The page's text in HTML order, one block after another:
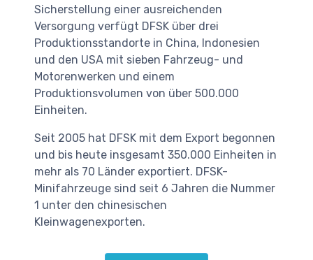
Sicherstellung einer ausreichenden
Versorgung verfügt DFSK über drei
Produktionsstandorte in China, Indonesien
und den USA mit sieben Fahrzeug- und
Motorenwerken und einem
Produktionsvolumen von über 500.000
Einheiten.
Seit 2005 hat DFSK mit dem Export begonnen
und bis heute insgesamt 350.000 Einheiten in
mehr als 70 Länder exportiert. DFSK-
Minifahrzeuge sind seit 6 Jahren die Nummer
1 unter den chinesischen
Kleinwagenexporten.